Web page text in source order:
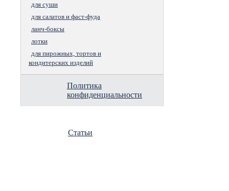
для суши
для салатов и фаст-фуда
ланч-боксы
лотки
для пирожных, тортов и
кондитерских изделий
Политика
конфиденциальности
Статьи